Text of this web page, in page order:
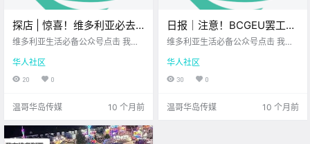
探店 | 惊喜！维多利亚必去
冰淇淋店，像游乐园一样好
维多利亚生活必备公众号点击 我在
一直在你身边北美最大亚洲超市昨
天被朋友拉去了一家 她从小吃到大
是一定要.
华人社区
20 0
温哥华岛传媒 10 个月前
日报｜注意！BCGEU罢工升
级，省府仍未回到谈判桌！
闭市中心门店！
维多利亚生活必备公众号点击 我在
一直在你身边您值得信赖的地产经
纪UPS.
华人社区
30 0
温哥华岛传媒 10 个月前